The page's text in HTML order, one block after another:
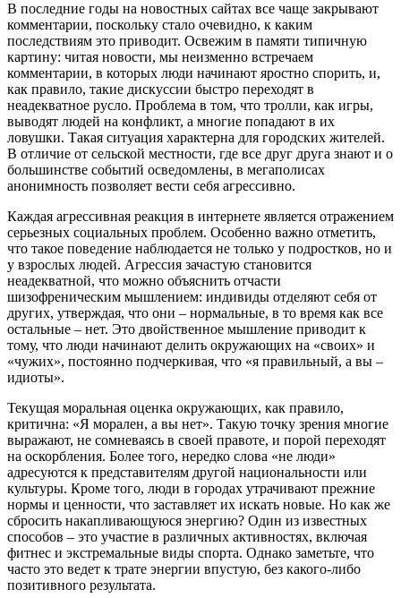
В последние годы на новостных сайтах все чаще закрывают
комментарии, поскольку стало очевидно, к каким
последствиям это приводит. Освежим в памяти типичную
картину: читая новости, мы неизменно встречаем
комментарии, в которых люди начинают яростно спорить, и,
как правило, такие дискуссии быстро переходят в
неадекватное русло. Проблема в том, что тролли, как игры,
выводят людей на конфликт, а многие попадают в их
ловушки. Такая ситуация характерна для городских жителей.
В отличие от сельской местности, где все друг друга знают и о
большинстве событий осведомлены, в мегаполисах
анонимность позволяет вести себя агрессивно.
Каждая агрессивная реакция в интернете является отражением
серьезных социальных проблем. Особенно важно отметить,
что такое поведение наблюдается не только у подростков, но и
у взрослых людей. Агрессия зачастую становится
неадекватной, что можно объяснить отчасти
шизофреническим мышлением: индивиды отделяют себя от
других, утверждая, что они – нормальные, в то время как все
остальные – нет. Это двойственное мышление приводит к
тому, что люди начинают делить окружающих на «своих» и
«чужих», постоянно подчеркивая, что «я правильный, а вы –
идиоты».
Текущая моральная оценка окружающих, как правило,
критична: «Я морален, а вы нет». Такую точку зрения многие
выражают, не сомневаясь в своей правоте, и порой переходят
на оскорбления. Более того, нередко слова «не люди»
адресуются к представителям другой национальности или
культуры. Кроме того, люди в городах утрачивают прежние
нормы и ценности, что заставляет их искать новые. Но как же
сбросить накапливающуюся энергию? Один из известных
способов – это участие в различных активностях, включая
фитнес и экстремальные виды спорта. Однако заметьте, что
часто это ведет к трате энергии впустую, без какого-либо
позитивного результата.